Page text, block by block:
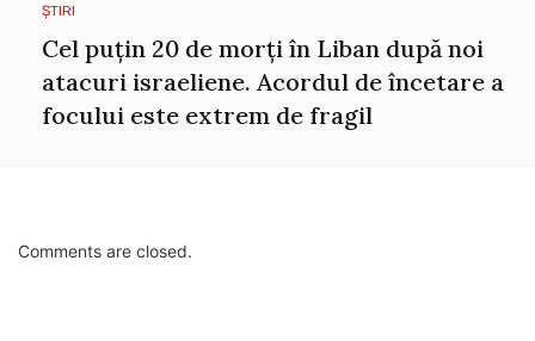
ȘTIRI
Cel puțin 20 de morți în Liban după noi
atacuri israeliene. Acordul de încetare a
focului este extrem de fragil
Comments are closed.